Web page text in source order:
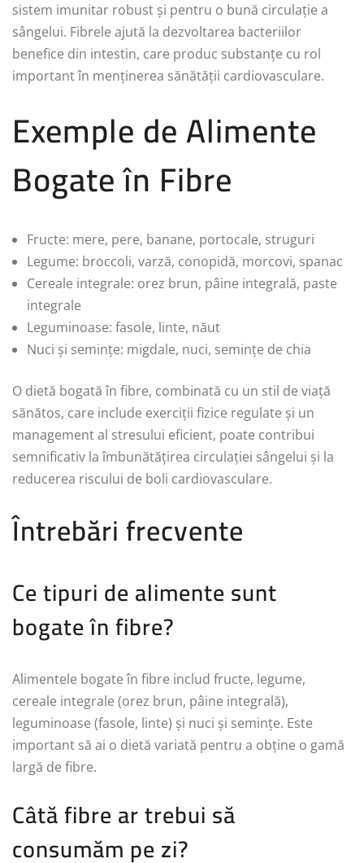
sistem imunitar robust și pentru o bună circulație a
sângelui. Fibrele ajută la dezvoltarea bacteriilor
benefice din intestin, care produc substanțe cu rol
important în menținerea sănătății cardiovasculare.
Exemple de Alimente
Bogate în Fibre
Fructe: mere, pere, banane, portocale, struguri
Legume: broccoli, varză, conopidă, morcovi, spanac
Cereale integrale: orez brun, pâine integrală, paste
integrale
Leguminoase: fasole, linte, năut
Nuci și semințe: migdale, nuci, semințe de chia
O dietă bogată în fibre, combinată cu un stil de viață
sănătos, care include exerciții fizice regulate și un
management al stresului eficient, poate contribui
semnificativ la îmbunătățirea circulației sângelui și la
reducerea riscului de boli cardiovasculare.
Întrebări frecvente
Ce tipuri de alimente sunt
bogate în fibre?
Alimentele bogate în fibre includ fructe, legume,
cereale integrale (orez brun, pâine integrală),
leguminoase (fasole, linte) și nuci și semințe. Este
important să ai o dietă variată pentru a obține o gamă
largă de fibre.
Câtă fibre ar trebui să
consumăm pe zi?